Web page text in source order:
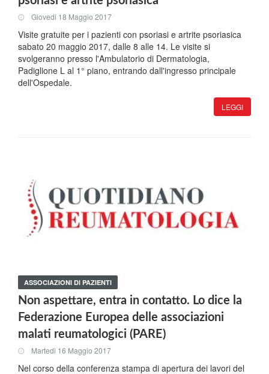
Giovedi 18 Maggio 2017
Visite gratuite per i pazienti con psoriasi e artrite psoriasica
sabato 20 maggio 2017, dalle 8 alle 14. Le visite si
svolgeranno presso l'Ambulatorio di Dermatologia,
Padiglione L al 1° piano, entrando dall'ingresso principale
dell'Ospedale.
LEGGI
ASSOCIAZIONI DI PAZIENTI
Non aspettare, entra in contatto. Lo dice la
Federazione Europea delle associazioni
malati reumatologici (PARE)
Martedi 16 Maggio 2017
Nel corso della conferenza stampa di apertura dei lavori del